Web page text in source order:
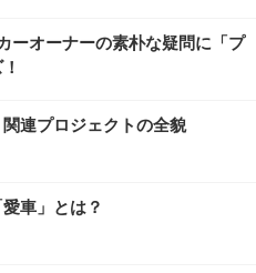
ーオーナーの素朴な疑問に「プ
連プロジェクトの全貌
車」とは？